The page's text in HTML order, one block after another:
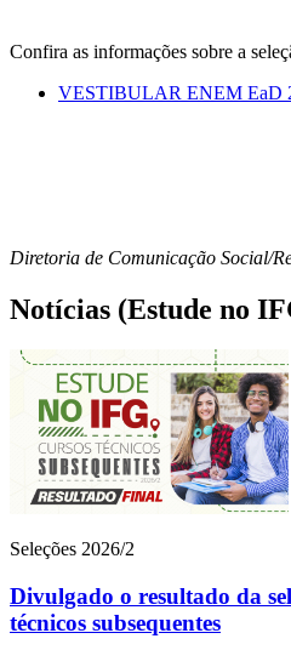
Confira as informações sobre a
VESTIBULAR ENEM EaD
Diretoria de Comunicação Social/
Notícias (Estude no
Seleções 2026/2
Divulgado o resultado da
técnicos subsequentes